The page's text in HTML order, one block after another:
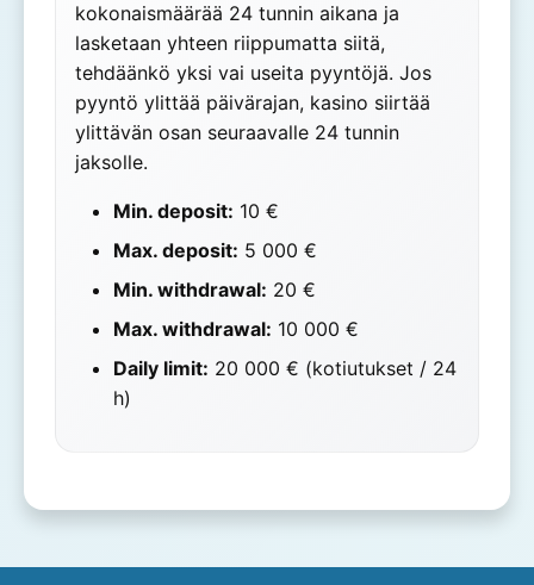
kokonaismäärää 24 tunnin aikana ja
lasketaan yhteen riippumatta siitä,
tehdäänkö yksi vai useita pyyntöjä. Jos
pyyntö ylittää päivärajan, kasino siirtää
ylittävän osan seuraavalle 24 tunnin
jaksolle.
Min. deposit: 10 €
Max. deposit: 5 000 €
Min. withdrawal: 20 €
Max. withdrawal: 10 000 €
Daily limit: 20 000 € (kotiutukset / 24
h)